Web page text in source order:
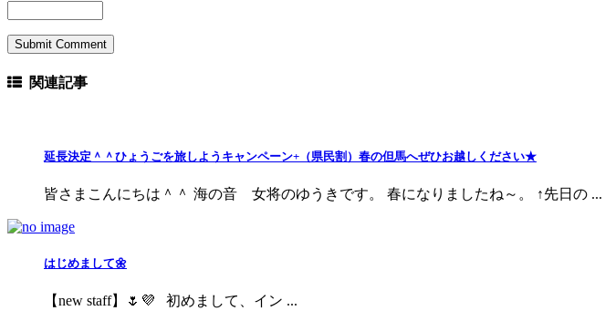
関連記事
延長決定＾＾ひょうごを旅しようキャンペーン+（県民割）春の但馬へぜひお越しください★
皆さまこんにちは＾＾ 海の音 女将のゆうきです。 春になりましたね～。 ↑先日の ...
はじめまして🌼
【new staff】🌷💜 初めまして、イン ...